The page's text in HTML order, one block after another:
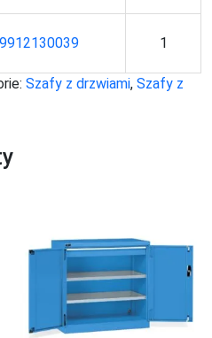
1
Szafy z drzwiami, Szafy z